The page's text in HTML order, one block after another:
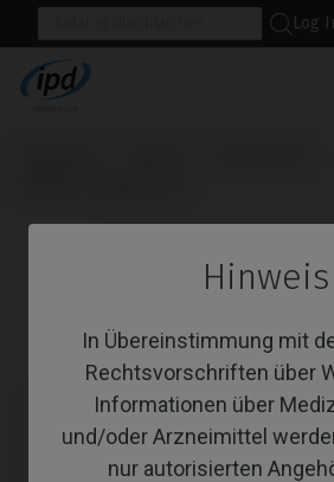
Hinweis
In Übereinstimmung mit
Rechtsvorschriften über
Informationen über
und/oder Arzneimittel
nur autorisierten
Log
Provisorisches